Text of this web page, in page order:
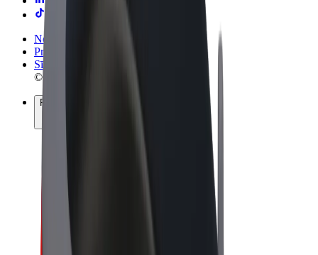
Noteikumi un nosacījumi
Privātuma politika
Sīkdatnes
© 2026 Bolt Technology OÜ
Pakalpojumi
Skrejriteņi
Bolt Market
Bolt Food
Bolt Drive